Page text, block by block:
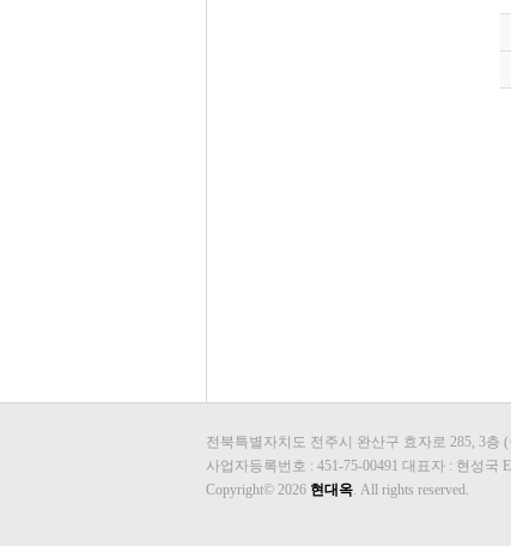
전북특별자치도 전주시 완산구 효자로 285, 3층
사업자등록번호 : 451-75-00491 대표자 : 현성국
Copyright© 2026 현대옥. All rights reserved.